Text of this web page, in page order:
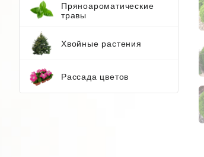
Пряноароматические
травы
Хвойные растения
Рассада цветов